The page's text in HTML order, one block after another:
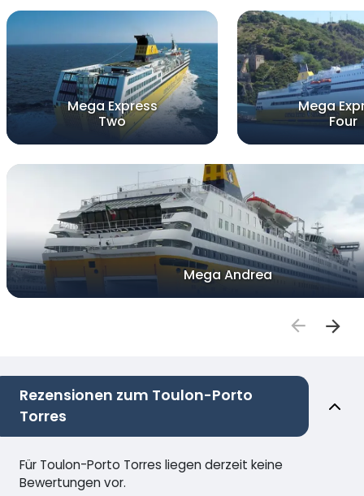
Mega Express
Two
Mega
Four
Mega Andrea
Rezensionen zum Toulon-Porto
Torres
Für Toulon-Porto Torres liegen derzeit keine
Bewertungen vor.